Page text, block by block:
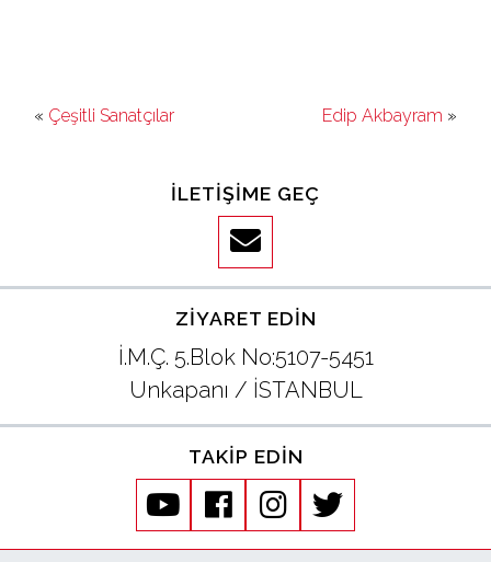
« Çeşitli Sanatçılar Edip Akbayram »
İLETIŞIME GEÇ
ZIYARET EDIN
İ.M.Ç. 5.Blok No:5107-5451
Unkapanı / İSTANBUL
TAKIP EDIN
youtubefacebookinstagram